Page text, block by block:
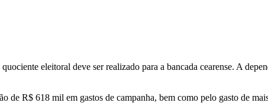
eleitoral deve ser realizado para a bancada cearense. A
R$ 618 mil em gastos de campanha, bem como pelo gasto de